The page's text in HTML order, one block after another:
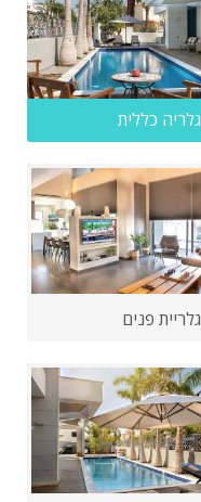
גלריה כללית
גלריית פנים